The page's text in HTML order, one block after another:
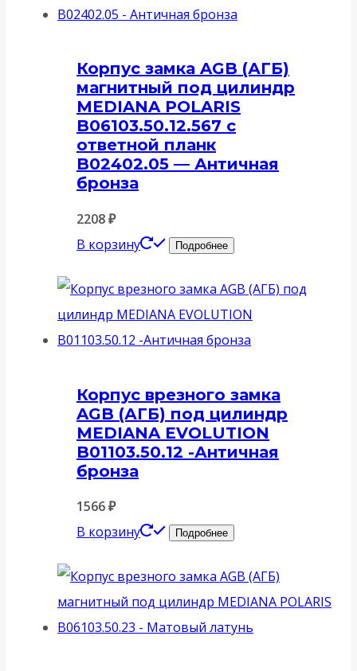
Корпус замка AGB (АГБ)
магнитный под цилиндр
MEDIANA POLARIS
B06103.50.12.567 с
ответной планк
B02402.05 — Античная
бронза
2208₽
В корзину
Подробнее
Корпус врезного замка
AGB (АГБ) под цилиндр
MEDIANA EVOLUTION
B01103.50.12 -Античная
бронза
1566₽
В корзину
Подробнее